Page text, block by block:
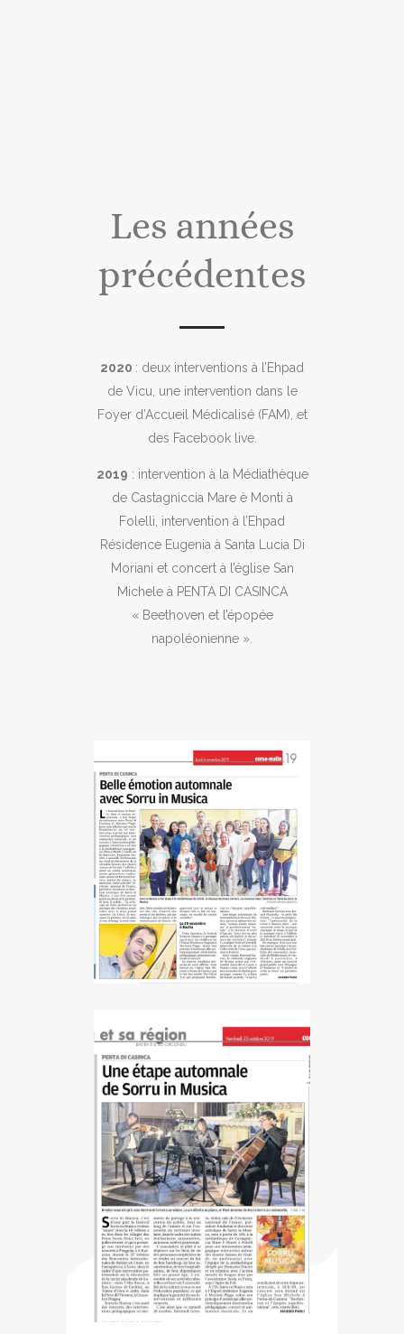
Les années
précédentes
2020 : deux interventions à l’Ehpad
de Vicu, une intervention dans le
Foyer d’Accueil Médicalisé (FAM), et
des Facebook live.
2019 : intervention à la Médiathèque
de Castagniccia Mare è Monti à
Folelli, intervention à l’Ehpad
Résidence Eugenia à Santa Lucia Di
Moriani et concert à l’église San
Michele à PENTA DI CASINCA
« Beethoven et l’épopée
napoléonienne ».